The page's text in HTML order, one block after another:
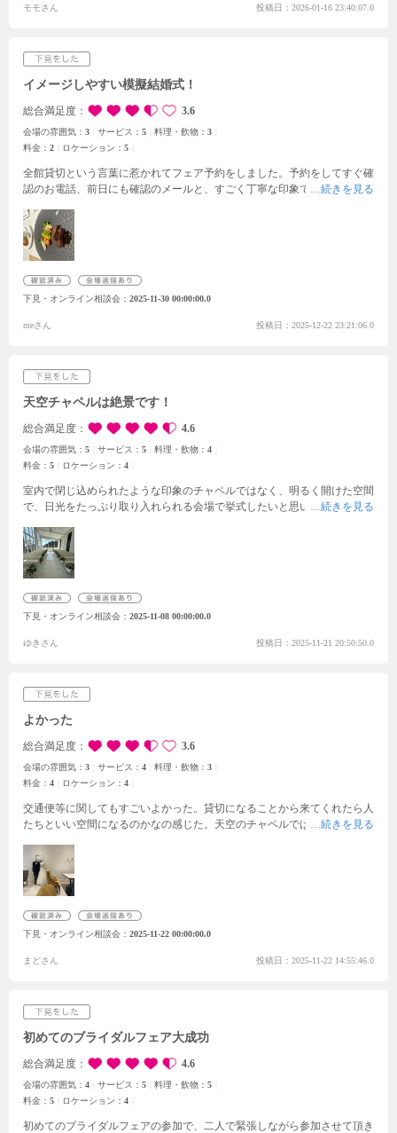
た！
モモさん 投稿日：2026-01-16 23:40:07.0
イメージしやすい模擬結婚式！
総合満足度 3.6
会場の雰囲気： 3 サービス： 5 料理・飲物： 3
料金： 2 ロケーション： 5
全館貸切という言葉に惹かれてフェア予約をしました。予約をしてすぐ確
認のお電話、前日にも確認のメールと、すごく丁寧な印象でした。 流れと
館の方が挨拶や説明に来てくださりました。
てくるゲストの方目線でのお話があり、ゆったりできる外から見えない待
合室が印象的でした。式場に入る時、新郎新婦別々で入りましょう！と提
は少し恥ずかしかったけど嬉しいサプライズでした。
り、1日に挙式できる組が少ないがゆえ、希望日が空いていなかったとこ
りな式場だと思います。
下見・オンライン相談会 2025-11-30 00:00:00.0
meさん 投稿日：2025-12-22 23:21:06.0
天空チャペルは絶景です！
総合満足度 4.6
会場の雰囲気： 5 サービス： 5 料理・飲物： 4
料金： 5 ロケーション： 4
室内で閉じ込められたような印象のチャペルではなく、明るく開けた空間
で、日光をたっぷり取り入れられる会場で挙式したいと思い、【地上30m
で、会場全体の雰囲気や晴れやかさも全てが完璧でした。気持ちの良い日
差しの入り方で私達もゲストもリラックスできる空間だと思いとても気に
入りました。
ました。無理にプランを勧めるのではなく、私たちの希望を聞きながら
「こういう工夫をすれば予算内に収まりますよ」と具体的にアドバイスし
み物をこまめに提供してくださりリラックスして話ができました。細やか
下見・オンライン相談会 2025-11-08 00:00:00.0
ゆきさん 投稿日：2025-11-21 20:50:50.0
よかった
総合満足度 3.6
会場の雰囲気： 3 サービス： 4 料理・飲物： 3
料金： 4 ロケーション： 4
交通便等に関してもすごいよかった。貸切になることから来てくれたら人
たちといい空間になるのかなの感じた。天空のチャペルでは真っ白でその
合上コースのご飯は食べれなかったが、ウェルカムドリンクのときにみん
なでわいわいできたり新郎新婦が登場できる演出、ムービーをそこでも流
せるのはよかった。参列者の着替える場所が多くて参列者としてはとても
のイメージがあればいい雰囲気作りができるのかなと思った。ドレスも見
せてもらったがとても種類が豊富でカラードレスもたくさんあった。和装
下見・オンライン相談会 2025-11-22 00:00:00.0
まどさん 投稿日：2025-11-22 14:55:46.0
初めてのブライダルフェア大成功
総合満足度 4.6
会場の雰囲気： 4 サービス： 5 料理・飲物： 5
料金： 5 ロケーション： 4
初めてのブライダルフェアの参加で、二人で緊張しながら参加させて頂き